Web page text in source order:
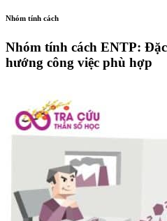
Nhóm tính cách
Nhóm tính cách ENTP:
hướng công việc phù hợp